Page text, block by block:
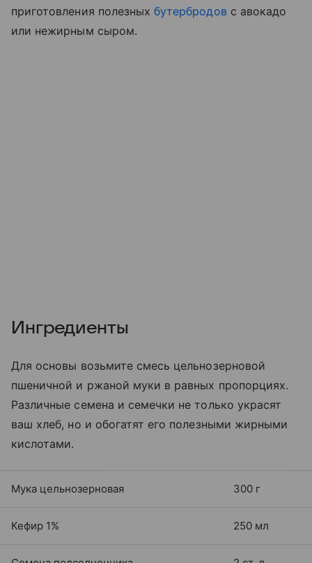
приготовления полезныхбутербродов с авокадо
или нежирным сыром.
Ингредиенты
Для основы возьмите смесь цельнозерновой
пшеничной и ржаной муки в равных пропорциях.
Различные семена и семечки не только украсят
ваш хлеб, но и обогатят его полезными жирными
кислотами.
Мука цельнозерновая 300 г
Кефир 1% 250 мл